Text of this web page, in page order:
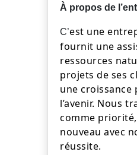
À propos de
C’est une
fournit une
ressources
projets de ses
une
l’avenir. Nous
comme
nouveau avec
réussite.